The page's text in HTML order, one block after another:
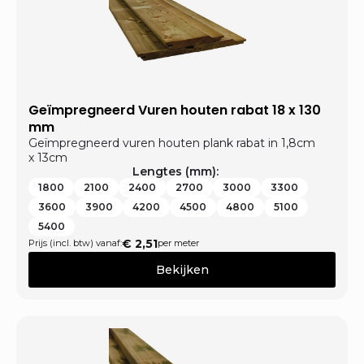
Geïmpregneerd Vuren houten rabat 18 x 130
mm
Geïmpregneerd vuren houten plank rabat in 1,8cm
x 13cm
Lengtes (mm):
1800 2100 2400 2700 3000
3300
3600
3900 4200 4500 4800
5100
5400
Prijs (incl. btw) vanaf:€ 2,51per meter
Bekijken